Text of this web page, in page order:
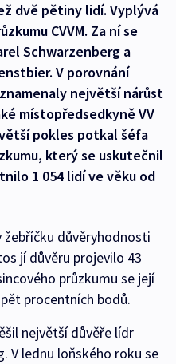
dvě pětiny lidí. Vyplývá
CVVM. Za ní se
Schwarzenberg a
V porovnání
největší nárůst
místopředsedkyně VV
pokles potkal šéfa
který se uskutečnil
1 054 lidí ve věku od
žebříčku důvěryhodnosti
jí důvěru projevilo 43
průzkumu se její
pět procentních bodů.
největší důvěře lídr
V lednu loňského roku se